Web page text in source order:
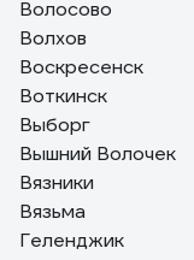
Волосово
Волхов
Воскресенск
Воткинск
Выборг
Вышний Волочек
Вязники
Вязьма
Геленджик